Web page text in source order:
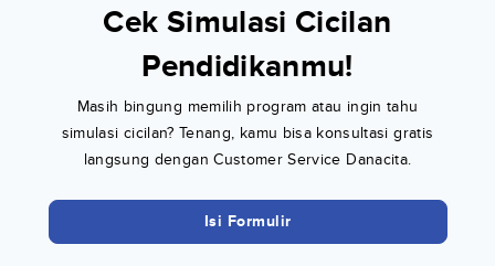
Cek Simulasi Cicilan
Pendidikanmu!
Masih bingung memilih program atau ingin tahu
simulasi cicilan? Tenang, kamu bisa konsultasi gratis
langsung dengan Customer Service Danacita.
Isi Formulir